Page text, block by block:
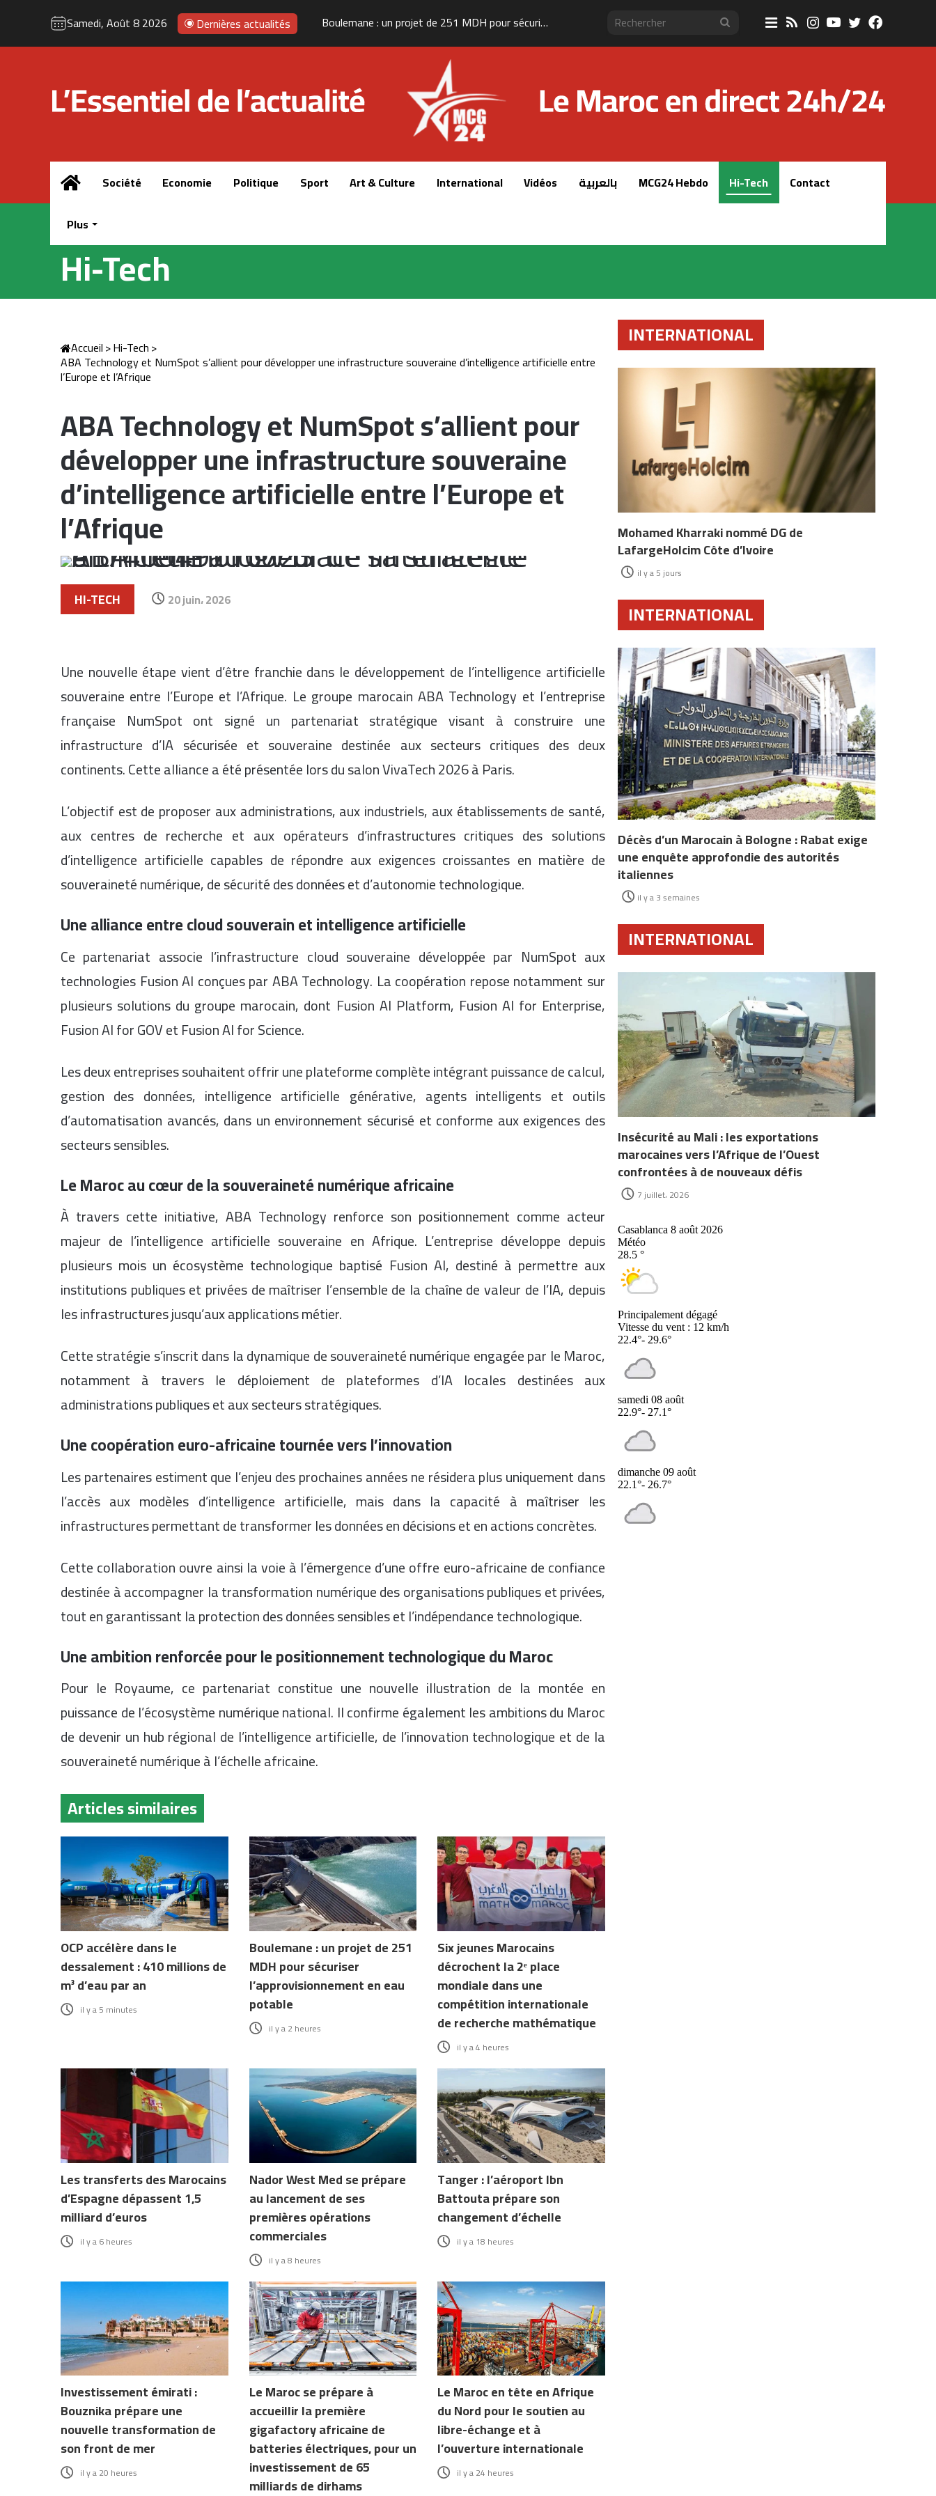
Samedi, Août 8 2026 Dernières actualités Boulemane : un projet de 251 MDH pour sécuriser l’approvisionnement en eau potable RechercherSidebar
(barre
RSSInstagram
YouTube
Twitter
AccueilSociété Economie Politique Sport Art & Culture International Vidéos بالعربية MCG24 Hebdo Hi-Tech
Contact
Plus
Hi-Tech
Accueil>Hi-Tech>
ABA Technology et NumSpot s’allient pour développer une infrastructure souveraine d’intelligence artificielle entre
l’Europe et l’Afrique
ABA Technology et NumSpot s’allient pour
développer une infrastructure souveraine
d’intelligence artificielle entre l’Europe et
l’Afrique
HI-TECH 20 juin، 2026
Une nouvelle étape vient d’être franchie dans le développement de l’intelligence artificielle
souveraine entre l’Europe et l’Afrique. Le groupe marocain ABA Technology et l’entreprise
française NumSpot ont signé un partenariat stratégique visant à construire une
infrastructure d’IA sécurisée et souveraine destinée aux secteurs critiques des deux
continents. Cette alliance a été présentée lors du salon VivaTech 2026 à Paris.
L’objectif est de proposer aux administrations, aux industriels, aux établissements de santé,
aux centres de recherche et aux opérateurs d’infrastructures critiques des solutions
d’intelligence artificielle capables de répondre aux exigences croissantes en matière de
souveraineté numérique, de sécurité des données et d’autonomie technologique.
Une alliance entre cloud souverain et intelligence artificielle
Ce partenariat associe l’infrastructure cloud souveraine développée par NumSpot aux
technologies Fusion AI conçues par ABA Technology. La coopération repose notamment sur
plusieurs solutions du groupe marocain, dont Fusion AI Platform, Fusion AI for Enterprise,
Fusion AI for GOV et Fusion AI for Science.
Les deux entreprises souhaitent offrir une plateforme complète intégrant puissance de calcul,
gestion des données, intelligence artificielle générative, agents intelligents et outils
d’automatisation avancés, dans un environnement sécurisé et conforme aux exigences des
secteurs sensibles.
Le Maroc au cœur de la souveraineté numérique africaine
À travers cette initiative, ABA Technology renforce son positionnement comme acteur
majeur de l’intelligence artificielle souveraine en Afrique. L’entreprise développe depuis
plusieurs mois un écosystème technologique baptisé Fusion AI, destiné à permettre aux
institutions publiques et privées de maîtriser l’ensemble de la chaîne de valeur de l’IA, depuis
les infrastructures jusqu’aux applications métier.
Cette stratégie s’inscrit dans la dynamique de souveraineté numérique engagée par le Maroc,
notamment à travers le déploiement de plateformes d’IA locales destinées aux
administrations publiques et aux secteurs stratégiques.
Une coopération euro-africaine tournée vers l’innovation
Les partenaires estiment que l’enjeu des prochaines années ne résidera plus uniquement dans
l’accès aux modèles d’intelligence artificielle, mais dans la capacité à maîtriser les
infrastructures permettant de transformer les données en décisions et en actions concrètes.
Cette collaboration ouvre ainsi la voie à l’émergence d’une offre euro-africaine de confiance
destinée à accompagner la transformation numérique des organisations publiques et privées,
tout en garantissant la protection des données sensibles et l’indépendance technologique.
Une ambition renforcée pour le positionnement technologique du Maroc
Pour le Royaume, ce partenariat constitue une nouvelle illustration de la montée en
puissance de l’écosystème numérique national. Il confirme également les ambitions du Maroc
de devenir un hub régional de l’intelligence artificielle, de l’innovation technologique et de la
souveraineté numérique à l’échelle africaine.
Articles similaires
OCP accélère dans le
dessalement : 410 millions de
m³ d’eau par an
il y a 5 minutes
Boulemane : un projet de 251
MDH pour sécuriser
l’approvisionnement en eau
potable
il y a 2 heures
Six jeunes Marocains
décrochent la 2ᵉ place
mondiale dans une
compétition internationale
de recherche mathématique
il y a 4 heures
Les transferts des Marocains
d’Espagne dépassent 1,5
milliard d’euros
il y a 6 heures
Nador West Med se prépare
au lancement de ses
premières opérations
commerciales
il y a 8 heures
Tanger : l’aéroport Ibn
Battouta prépare son
changement d’échelle
il y a 18 heures
Investissement émirati :
Bouznika prépare une
nouvelle transformation de
son front de mer
il y a 20 heures
Le Maroc se prépare à
accueillir la première
gigafactory africaine de
batteries électriques, pour un
investissement de 65
milliards de dirhams
Le Maroc en tête en Afrique
du Nord pour le soutien au
libre-échange et à
l’ouverture internationale
il y a 24 heures
INTERNATIONAL
Mohamed Kharraki nommé DG de
LafargeHolcim Côte d’Ivoire
il y a 5 jours
INTERNATIONAL
Décès d’un Marocain à Bologne : Rabat exige
une enquête approfondie des autorités
italiennes
il y a 3 semaines
INTERNATIONAL
Insécurité au Mali : les exportations
marocaines vers l’Afrique de l’Ouest
confrontées à de nouveaux défis
7 juillet، 2026